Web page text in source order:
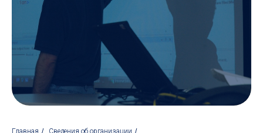
Главная / Сведения об организации /